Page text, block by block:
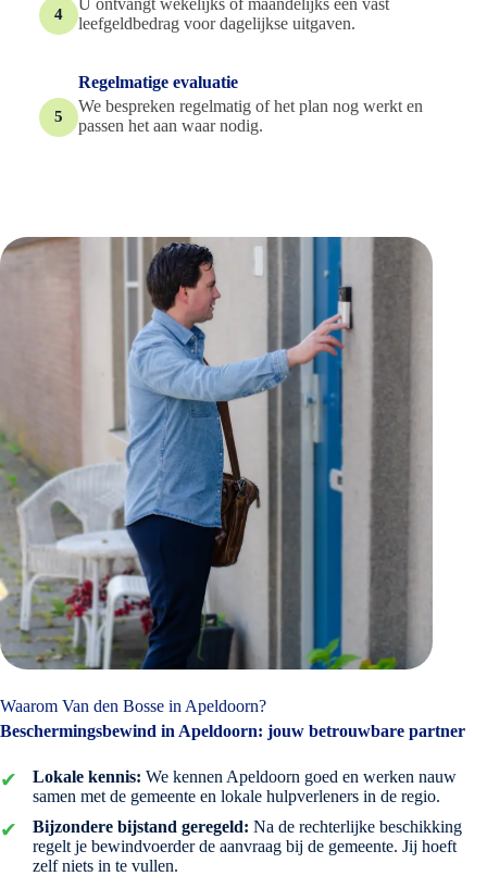
4
leefgeldbedrag voor dagelijkse uitgaven.
5
Regelmatige evaluatie
We bespreken regelmatig of het plan nog werkt en
passen het aan waar nodig.
Waarom Van den Bosse in Apeldoorn?
Beschermingsbewind in Apeldoorn: jouw betrouwbare partner
Lokale kennis: We kennen Apeldoorn goed en werken nauw
samen met de gemeente en lokale hulpverleners in de regio.
Bijzondere bijstand geregeld: Na de rechterlijke beschikking
regelt je bewindvoerder de aanvraag bij de gemeente. Jij hoeft
zelf niets in te vullen.